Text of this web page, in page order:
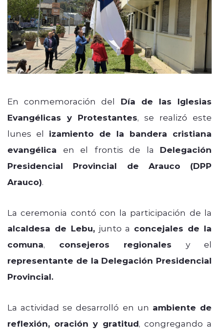
En conmemoración del Día de las Iglesias
Evangélicas y Protestantes, se realizó este
lunes el izamiento de la bandera cristiana
evangélica en el frontis de la Delegación
Presidencial Provincial de Arauco (DPP
Arauco).
La ceremonia contó con la participación de la
alcaldesa de Lebu,junto a concejales de la
comuna, consejeros regionales y el
representante de la Delegación Presidencial
Provincial.
La actividad se desarrolló en un ambiente de
reflexión, oración y gratitud, congregando a